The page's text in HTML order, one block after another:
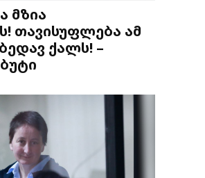
მზია
თავისუფლება ამ
ქალს! –